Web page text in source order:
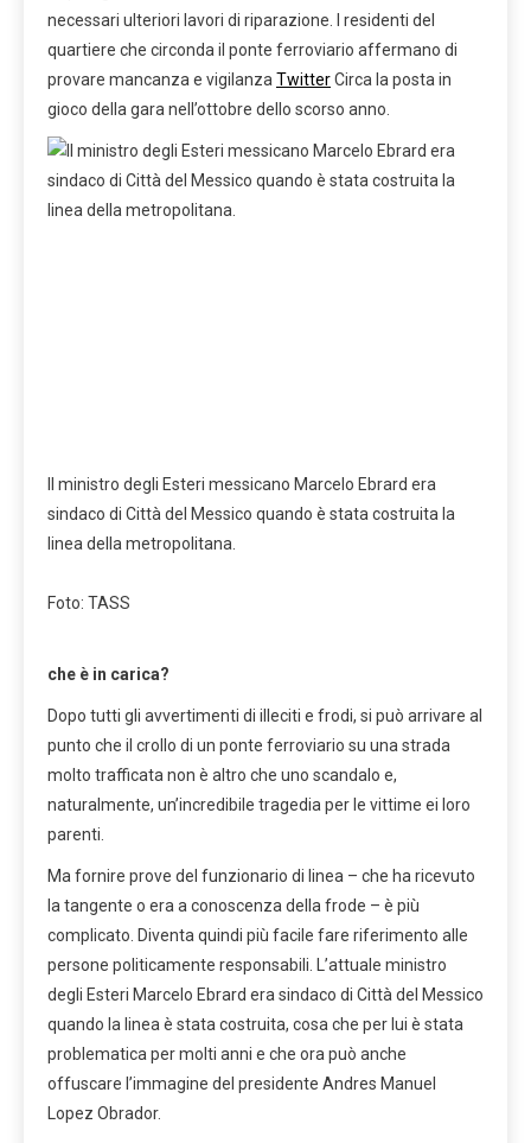
necessari ulteriori lavori di riparazione. I residenti del
quartiere che circonda il ponte ferroviario affermano di
provare mancanza e vigilanza TwitterCirca la posta in
gioco della gara nell’ottobre dello scorso anno.
Il ministro degli Esteri messicano Marcelo Ebrard era
sindaco di Città del Messico quando è stata costruita la
linea della metropolitana.
Foto: TASS
che è in carica?
Dopo tutti gli avvertimenti di illeciti e frodi, si può arrivare al
punto che il crollo di un ponte ferroviario su una strada
molto trafficata non è altro che uno scandalo e,
naturalmente, un’incredibile tragedia per le vittime ei loro
parenti.
Ma fornire prove del funzionario di linea – che ha ricevuto
la tangente o era a conoscenza della frode – è più
complicato. Diventa quindi più facile fare riferimento alle
persone politicamente responsabili. L’attuale ministro
degli Esteri Marcelo Ebrard era sindaco di Città del Messico
quando la linea è stata costruita, cosa che per lui è stata
problematica per molti anni e che ora può anche
offuscare l’immagine del presidente Andres Manuel
Lopez Obrador.